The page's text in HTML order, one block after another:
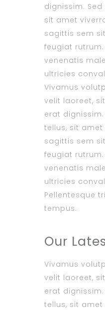
dignissim.
sit amet
sagittis sem
feugiat
venenatis
ultricies
Vivamus
velit laoreet,
erat
tellus, sit amet
sagittis sem
feugiat
venenatis
ultricies
Pellentesque
tempus.
Our
Vivamus
velit laoreet,
erat
tellus, sit amet